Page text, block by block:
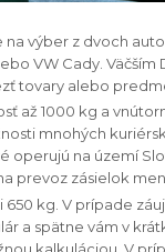
na výber z dvoch
VW Cady. Väčším
tovary alebo
až 1000 kg a
mnohých
operujú na území
prevoz zásielok
650 kg. V prípade
a spätne vám v
kalkuláciou. V